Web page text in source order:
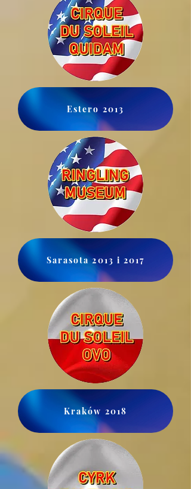
Estero 2013
Sarasota 2013 i 2017
Kraków 2018